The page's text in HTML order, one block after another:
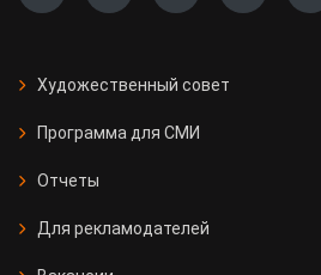
Художественный совет
Программа для СМИ
Отчеты
Для рекламодателей